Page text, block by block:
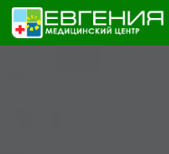
Skip to content